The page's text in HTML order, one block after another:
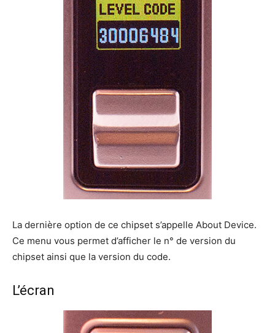
La dernière option de ce chipset s’appelle About Device.
Ce menu vous permet d’afficher le n° de version du
chipset ainsi que la version du code.
L’écran